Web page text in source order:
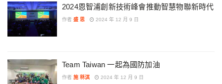
2024恩智浦創新技術峰會推動智慧物聯新時代
作者 盛 思 2024 年 12 月 9 日
Team Taiwan 一起為國防加油
作者 施 秝淇 2024 年 12 月 9 日